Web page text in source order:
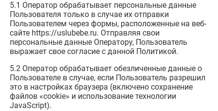
5.1 Оператор обрабатывает персональные данные
Пользователя только в случае их отправки
Пользователем через формы, расположенные на веб-
сайте https://uslubebe.ru. Отправляя свои
персональные данные Оператору, Пользователь
выражает свое согласие с данной Политикой.
5.2 Оператор обрабатывает обезличенные данные о
Пользователе в случае, если Пользователь разрешил
это в настройках браузера (включено сохранение
файлов «cookie» и использование технологии
JavaScript).